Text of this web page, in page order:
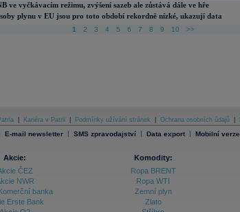
ve vyčkávacím režimu, zvýšení sazeb ale zůstává dále ve hře
plynu v EU jsou pro toto období rekordně nízké, ukazují data
1 2 3 4 5 6 7 8 9 10 >>
Kariéra v Patrii Podmínky užívání stránek Ochrana osobních údajů
E-mail newsletter | SMS zpravodajství | Data export | Mobilní verze
Akcie:
ČEZ
NWR
banka
Erste Bank
Komodity:
Ropa BRENT
Ropa WTI
Zemní plyn
Zlato